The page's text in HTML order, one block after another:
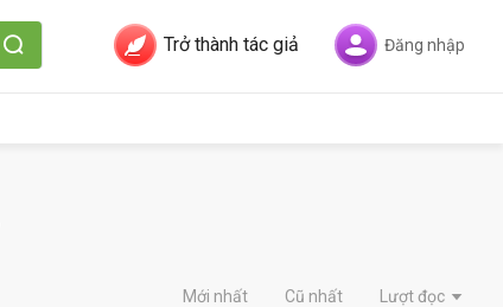
Trở thành tác giả Đăng nhập
Mới nhất Cũ nhất Lượt đọc